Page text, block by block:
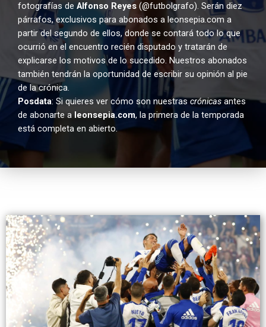
fotografías de Alfonso Reyes (@futbolgrafo). Serán diez
párrafos, exclusivos para abonados a leonsepia.com a
partir del segundo de ellos, donde se contará todo lo que
ocurrió en el encuentro recién disputado y tratarán de
explicarse los motivos de lo sucedido. Nuestros abonados
también tendrán la oportunidad de escribir su opinión al pie
de la crónica.
Posdata: Si quieres ver cómo son nuestrascrónicas antes
de abonarte a leonsepia.com, la primera de la temporada
está completa en abierto.